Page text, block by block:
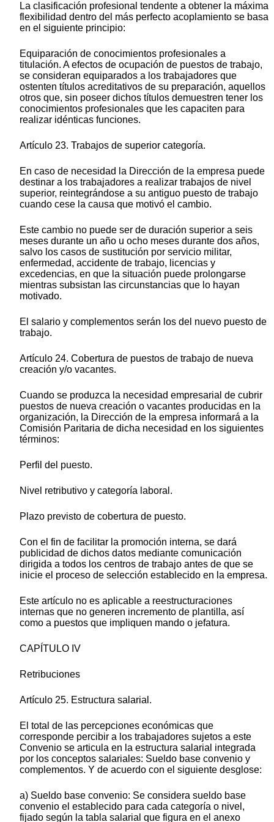
La clasificación profesional tendente a obtener la máxima
flexibilidad dentro del más perfecto acoplamiento se basa
en el siguiente principio:
Equiparación de conocimientos profesionales a
titulación. A efectos de ocupación de puestos de trabajo,
se consideran equiparados a los trabajadores que
ostenten títulos acreditativos de su preparación, aquellos
otros que, sin poseer dichos títulos demuestren tener los
conocimientos profesionales que les capaciten para
realizar idénticas funciones.
Artículo 23. Trabajos de superior categoría.
En caso de necesidad la Dirección de la empresa puede
destinar a los trabajadores a realizar trabajos de nivel
superior, reintegrándose a su antiguo puesto de trabajo
cuando cese la causa que motivó el cambio.
Este cambio no puede ser de duración superior a seis
meses durante un año u ocho meses durante dos años,
salvo los casos de sustitución por servicio militar,
enfermedad, accidente de trabajo, licencias y
excedencias, en que la situación puede prolongarse
mientras subsistan las circunstancias que lo hayan
motivado.
El salario y complementos serán los del nuevo puesto de
trabajo.
Artículo 24. Cobertura de puestos de trabajo de nueva
creación y/o vacantes.
Cuando se produzca la necesidad empresarial de cubrir
puestos de nueva creación o vacantes producidas en la
organización, la Dirección de la empresa informará a la
Comisión Paritaria de dicha necesidad en los siguientes
términos:
Perfil del puesto.
Nivel retributivo y categoría laboral.
Plazo previsto de cobertura de puesto.
Con el fin de facilitar la promoción interna, se dará
publicidad de dichos datos mediante comunicación
dirigida a todos los centros de trabajo antes de que se
inicie el proceso de selección establecido en la empresa.
Este artículo no es aplicable a reestructuraciones
internas que no generen incremento de plantilla, así
como a puestos que impliquen mando o jefatura.
CAPÍTULO IV
Retribuciones
Artículo 25. Estructura salarial.
El total de las percepciones económicas que
corresponde percibir a los trabajadores sujetos a este
Convenio se articula en la estructura salarial integrada
por los conceptos salariales: Sueldo base convenio y
complementos. Y de acuerdo con el siguiente desglose:
a) Sueldo base convenio: Se considera sueldo base
convenio el establecido para cada categoría o nivel,
fijado según la tabla salarial que figura en el anexo